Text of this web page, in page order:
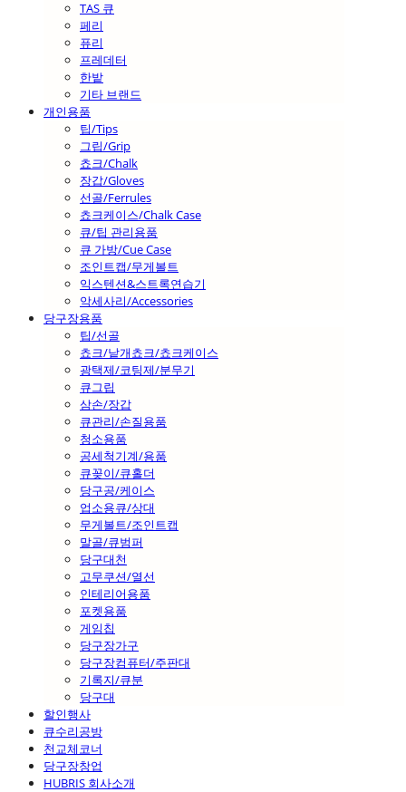
TAS 큐
페리
퓨리
프레데터
한밭
기타 브랜드
개인용품
팁/Tips
그립/Grip
쵸크/Chalk
장갑/Gloves
선골/Ferrules
쵸크케이스/Chalk Case
큐/팁 관리용품
큐 가방/Cue Case
조인트캡/무게볼트
익스텐션&스트록연습기
악세사리/Accessories
당구장용품
팁/선골
쵸크/낱개쵸크/쵸크케이스
광택제/코팅제/분무기
큐그립
삼손/장갑
큐관리/손질용품
청소용품
공세척기계/용품
큐꽂이/큐홀더
당구공/케이스
업소용큐/상대
무게볼트/조인트캡
말골/큐범퍼
당구대천
고무쿠션/열선
인테리어용품
포켓용품
게임칩
당구장가구
당구장컴퓨터/주판대
기록지/큐분
당구대
할인행사
큐수리공방
천교체코너
당구장창업
HUBRIS 회사소개